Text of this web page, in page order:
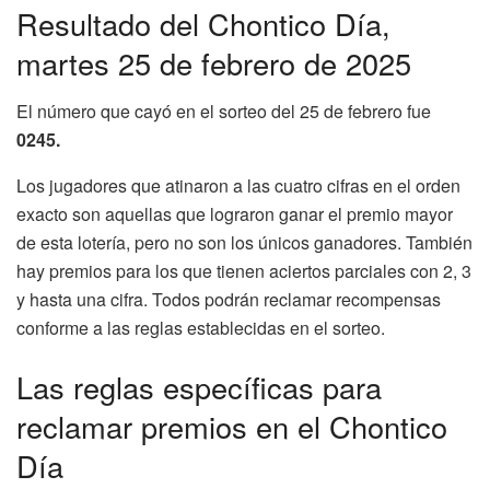
Resultado del Chontico Día,
martes 25 de febrero de 2025
El número que cayó en el sorteo del 25 de febrero fue
0245.
Los jugadores que atinaron a las cuatro cifras en el orden
exacto son aquellas que lograron ganar el premio mayor
de esta lotería, pero no son los únicos ganadores. También
hay premios para los que tienen aciertos parciales con 2, 3
y hasta una cifra. Todos podrán reclamar recompensas
conforme a las reglas establecidas en el sorteo.
Las reglas específicas para
reclamar premios en el Chontico
Día